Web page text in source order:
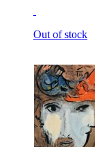
Out of stock